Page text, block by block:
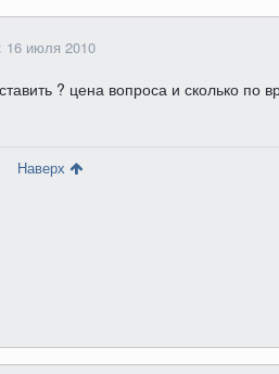
16 июля 2010
? цена вопроса и сколько по
Наверх